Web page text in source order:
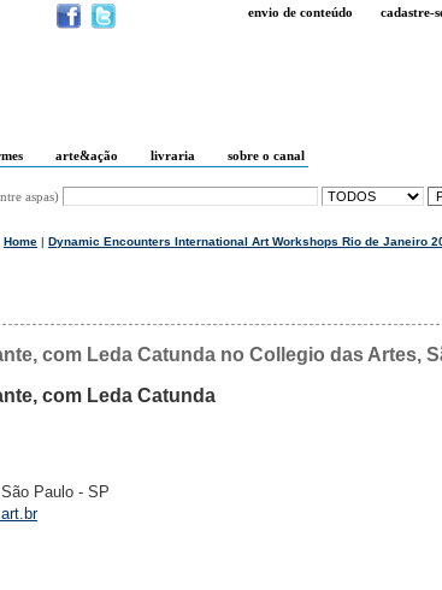
envio de conteúdo cadastre-
arte&ação livraria sobre o canal
aspas)
Home | Dynamic Encounters International Art Workshops Rio de Janeiro
com Leda Catunda no Collegio das Artes,
com Leda Catunda
Paulo - SP